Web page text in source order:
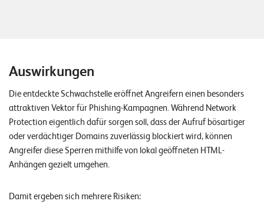
Auswirkungen
Die entdeckte Schwachstelle eröffnet Angreifern einen besonders
attraktiven Vektor für Phishing-Kampagnen. Während Network
Protection eigentlich dafür sorgen soll, dass der Aufruf bösartiger
oder verdächtiger Domains zuverlässig blockiert wird, können
Angreifer diese Sperren mithilfe von lokal geöffneten HTML-
Anhängen gezielt umgehen.
Damit ergeben sich mehrere Risiken: